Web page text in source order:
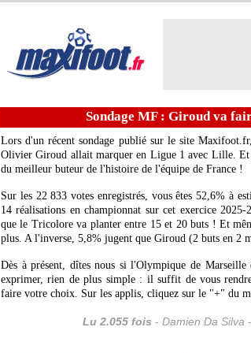
Sondage MF : Giroud va
Lors d'un récent sondage publié sur le site
Olivier Giroud allait marquer en Ligue 1 avec Lille. Et
du meilleur buteur de l'histoire de l'équipe de France !
Sur les 22 833 votes enregistrés, vous êtes 52,6% à
14 réalisations en championnat sur cet exercice
que le Tricolore va planter entre 15 et 20 buts ! Et
plus. A l'inverse, 5,8% jugent que Giroud (2 buts en 2
Dès à présent, dîtes nous si l'Olympique de
exprimer, rien de plus simple : il suffit de vous
faire votre choix. Sur les applis, cliquez sur le "+" du
Lu 2.055 fois - Damien Da Silva